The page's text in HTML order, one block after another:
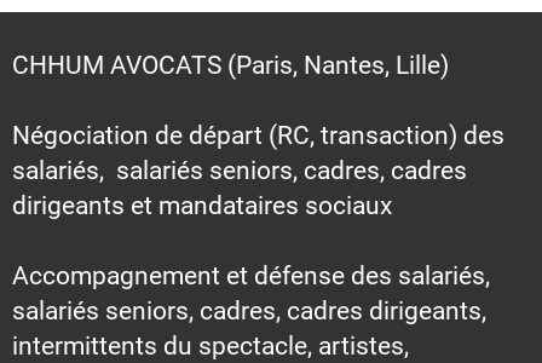
CHHUM AVOCATS (Paris, Nantes, Lille)
Négociation de départ (RC, transaction) des
salariés, salariés seniors, cadres, cadres
dirigeants et mandataires sociaux
Accompagnement et défense des salariés,
salariés seniors, cadres, cadres dirigeants,
intermittents du spectacle, artistes,